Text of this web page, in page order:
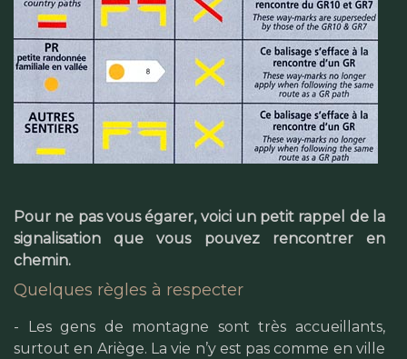
Pour ne pas vous égarer, voici un petit rappel de la
signalisation que vous pouvez rencontrer en
chemin.
Quelques règles à respecter
- Les gens de montagne sont très accueillants,
surtout en Ariège. La vie n’y est pas comme en ville